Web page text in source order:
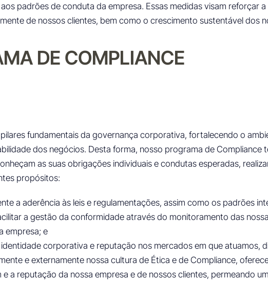
padrões de conduta da empresa. Essas medidas visam reforçar
de nossos clientes, bem como o crescimento sustentável dos
DE COMPLIANCE
fundamentais da governança corporativa, fortalecendo o
dos negócios. Desta forma, nosso programa de Compliance
as suas obrigações individuais e condutas esperadas,
propósitos:
a aderência às leis e regulamentações, assim como os padrões
a gestão da conformidade através do monitoramento das
empresa; e
corporativa e reputação nos mercados em que atuamos,
e externamente nossa cultura de Ética e de Compliance,
e a reputação da nossa empresa e de nossos clientes, permeando